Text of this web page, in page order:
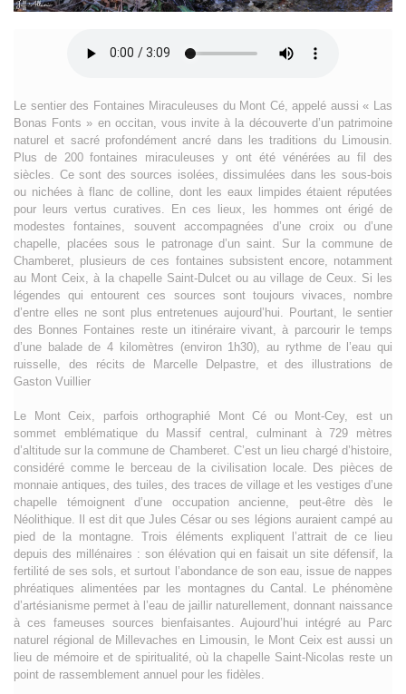
Le sentier des Fontaines Miraculeuses du Mont Cé, appelé aussi « Las
Bonas Fonts » en occitan, vous invite à la découverte d’un patrimoine
naturel et sacré profondément ancré dans les traditions du Limousin.
Plus de 200 fontaines miraculeuses y ont été vénérées au fil des
siècles. Ce sont des sources isolées, dissimulées dans les sous-bois
ou nichées à flanc de colline, dont les eaux limpides étaient réputées
pour leurs vertus curatives. En ces lieux, les hommes ont érigé de
modestes fontaines, souvent accompagnées d’une croix ou d’une
chapelle, placées sous le patronage d’un saint. Sur la commune de
Chamberet, plusieurs de ces fontaines subsistent encore, notamment
au Mont Ceix, à la chapelle Saint-Dulcet ou au village de Ceux. Si les
légendes qui entourent ces sources sont toujours vivaces, nombre
d’entre elles ne sont plus entretenues aujourd’hui. Pourtant, le sentier
des Bonnes Fontaines reste un itinéraire vivant, à parcourir le temps
d’une balade de 4 kilomètres (environ 1h30), au rythme de l’eau qui
ruisselle, des récits de Marcelle Delpastre, et des illustrations de
Gaston Vuillier
Le Mont Ceix, parfois orthographié Mont Cé ou Mont-Cey, est un
sommet emblématique du Massif central, culminant à 729 mètres
d’altitude sur la commune de Chamberet. C’est un lieu chargé d’histoire,
considéré comme le berceau de la civilisation locale. Des pièces de
monnaie antiques, des tuiles, des traces de village et les vestiges d’une
chapelle témoignent d’une occupation ancienne, peut-être dès le
Néolithique. Il est dit que Jules César ou ses légions auraient campé au
pied de la montagne. Trois éléments expliquent l’attrait de ce lieu
depuis des millénaires : son élévation qui en faisait un site défensif, la
fertilité de ses sols, et surtout l’abondance de son eau, issue de nappes
phréatiques alimentées par les montagnes du Cantal. Le phénomène
d’artésianisme permet à l’eau de jaillir naturellement, donnant naissance
à ces fameuses sources bienfaisantes. Aujourd’hui intégré au Parc
naturel régional de Millevaches en Limousin, le Mont Ceix est aussi un
lieu de mémoire et de spiritualité, où la chapelle Saint-Nicolas reste un
point de rassemblement annuel pour les fidèles.